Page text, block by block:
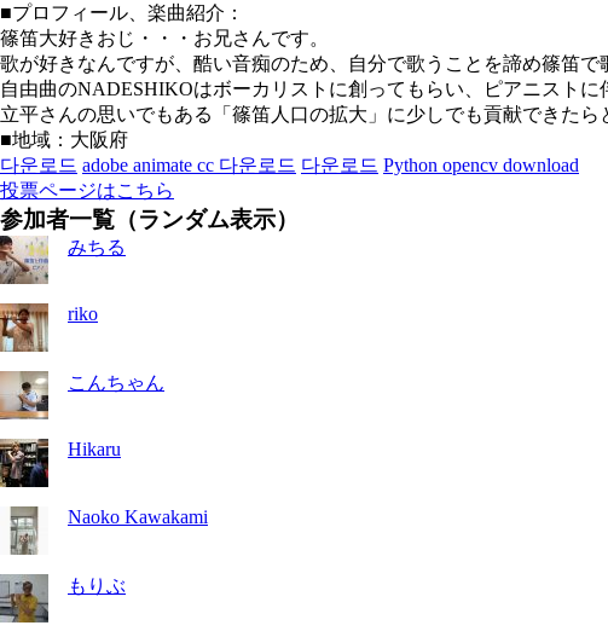
■プロフィール、楽曲紹介：
篠笛大好きおじ・・・お兄さんです。
歌が好きなんですが、酷い音痴のため、自分で歌うことを諦め篠笛で
自由曲のNADESHIKOはボーカリストに創ってもらい、ピアニスト
立平さんの思いでもある「篠笛人口の拡大」に少しでも貢献できた
■地域：大阪府
다운로드 adobe animate cc 다운로드 다운로드 Python opencv download
投票ページはこちら
参加者一覧（ランダム表示）
みちる
riko
こんちゃん
Hikaru
Naoko Kawakami
もりぶ